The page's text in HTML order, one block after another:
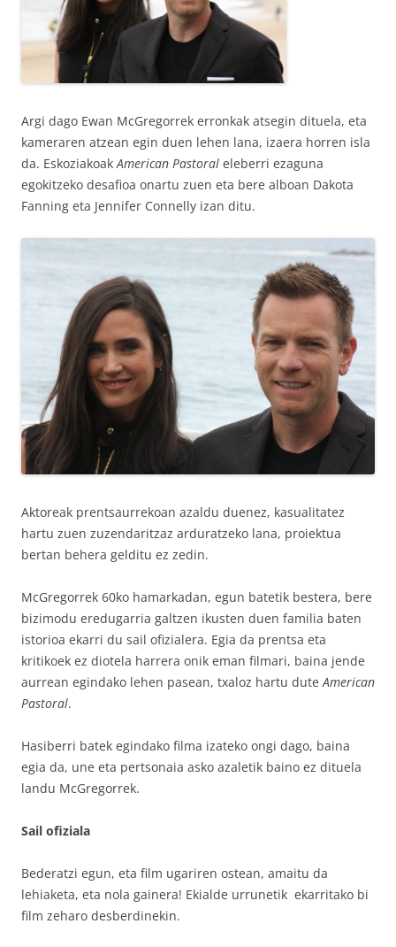
Argi dago Ewan McGregorrek erronkak atsegin dituela, eta
kameraren atzean egin duen lehen lana, izaera horren isla
da. EskoziakoakAmerican Pastoral eleberri ezaguna
egokitzeko desafioa onartu zuen eta bere alboan Dakota
Fanning eta Jennifer Connelly izan ditu.
Aktoreak prentsaurrekoan azaldu duenez, kasualitatez
hartu zuen zuzendaritzaz arduratzeko lana, proiektua
bertan behera gelditu ez zedin.
McGregorrek 60ko hamarkadan, egun batetik bestera, bere
bizimodu eredugarria galtzen ikusten duen familia baten
istorioa ekarri du sail ofizialera. Egia da prentsa eta
kritikoek ez diotela harrera onik eman filmari, baina jende
aurrean egindako lehen pasean, txaloz hartu dute American
Pastoral.
Hasiberri batek egindako filma izateko ongi dago, baina
egia da, une eta pertsonaia asko azaletik baino ez dituela
landu McGregorrek.
Sail ofiziala
Bederatzi egun, eta film ugariren ostean, amaitu da
lehiaketa, eta nola gainera! Ekialde urrunetik ekarritako bi
film zeharo desberdinekin.